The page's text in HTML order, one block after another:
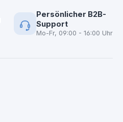
Persönlicher B2B-
Support
Mo-Fr, 09:00 - 16:00 Uhr